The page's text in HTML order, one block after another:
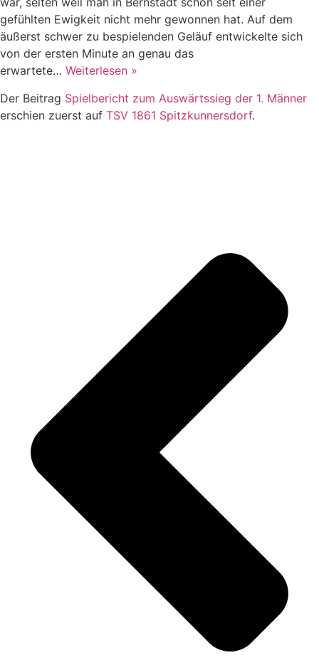
gefühlten Ewigkeit nicht mehr gewonnen hat. Auf dem
äußerst schwer zu bespielenden Geläuf entwickelte sich
von der ersten Minute an genau das
erwartete… Weiterlesen »
Der Beitrag Spielbericht zum Auswärtssieg der 1. Männer
erschien zuerst auf TSV 1861 Spitzkunnersdorf.